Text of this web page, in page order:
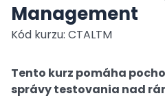
Management
Kód kurzu: CTALTM
Tento kurz pomáha
správy testovania nad